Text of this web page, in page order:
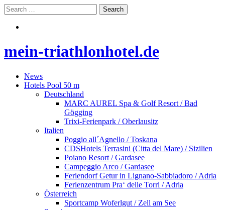
mein-triathlonhotel.de
News
Hotels Pool 50 m
Deutschland
MARC AUREL Spa & Golf Resort / Bad
Gögging
Trixi-Ferienpark / Oberlausitz
Italien
Poggio all´Agnello / Toskana
CDSHotels Terrasini (Citta del Mare) / Sizilien
Poiano Resort / Gardasee
Campeggio Arco / Gardasee
Feriendorf Getur in Lignano-Sabbiadoro / Adria
Ferienzentrum Pra‘ delle Torri / Adria
Österreich
Sportcamp Woferlgut / Zell am See